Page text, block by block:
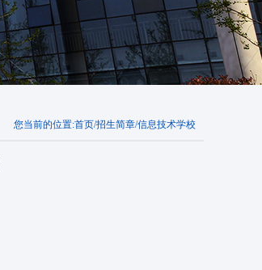
您当前的位置:首页/招生简章/信息技术学校